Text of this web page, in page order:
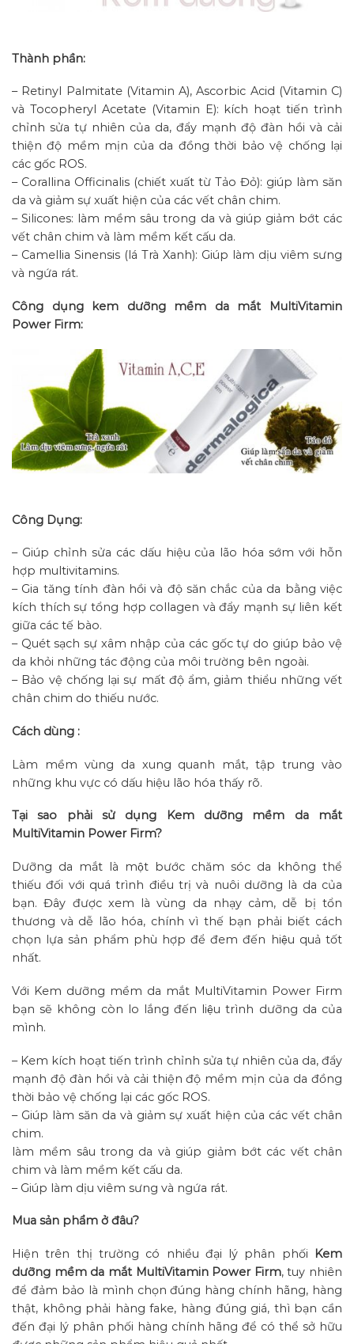
Thành phần:
– Retinyl Palmitate (Vitamin A), Ascorbic Acid (Vitamin C)
và Tocopheryl Acetate (Vitamin E): kích hoạt tiến trình
chỉnh sửa tự nhiên của da, đẩy mạnh độ đàn hồi và cải
thiện độ mềm mịn của da đồng thời bảo vệ chống lại
các gốc ROS.
– Corallina Officinalis (chiết xuất từ Tảo Đỏ): giúp làm săn
da và giảm sự xuất hiện của các vết chân chim.
– Silicones: làm mềm sâu trong da và giúp giảm bớt các
vết chân chim và làm mềm kết cấu da.
– Camellia Sinensis (lá Trà Xanh): Giúp làm dịu viêm sưng
và ngứa rát.
Công dụng kem dưỡng mềm da mắt MultiVitamin
Power Firm:
Công Dụng:
– Giúp chỉnh sửa các dấu hiệu của lão hóa sớm với hỗn
hợp multivitamins.
– Gia tăng tính đàn hồi và độ săn chắc của da bằng việc
kích thích sự tổng hợp collagen và đẩy mạnh sự liên kết
giữa các tế bào.
– Quét sạch sự xâm nhập của các gốc tự do giúp bảo vệ
da khỏi những tác động của môi trường bên ngoài.
– Bảo vệ chống lại sự mất độ ẩm, giảm thiểu những vết
chân chim do thiếu nước.
Cách dùng :
Làm mềm vùng da xung quanh mắt, tập trung vào
những khu vực có dấu hiệu lão hóa thấy rõ.
Tại sao phải sử dụng Kem dưỡng mềm da mắt
MultiVitamin Power Firm?
Dưỡng da mắt là một bước chăm sóc da không thể
thiếu đối với quá trình điều trị và nuôi dưỡng là da của
bạn. Đây được xem là vùng da nhạy cảm, dễ bị tổn
thương và dễ lão hóa, chính vì thế bạn phải biết cách
chọn lựa sản phẩm phù hợp để đem đến hiệu quả tốt
nhất.
Với Kem dưỡng mềm da mắt MultiVitamin Power Firm
bạn sẽ không còn lo lắng đến liệu trình dưỡng da của
mình.
– Kem kích hoạt tiến trình chỉnh sửa tự nhiên của da, đẩy
mạnh độ đàn hồi và cải thiện độ mềm mịn của da đồng
thời bảo vệ chống lại các gốc ROS.
– Giúp làm săn da và giảm sự xuất hiện của các vết chân
chim.
làm mềm sâu trong da và giúp giảm bớt các vết chân
chim và làm mềm kết cấu da.
– Giúp làm dịu viêm sưng và ngứa rát.
Mua sản phẩm ở đâu?
Hiện trên thị trường có nhiều đại lý phân phối
Kem
dưỡng mềm da mắt MultiVitamin Power Firm, tuy nhiên
để đảm bảo là mình chọn đúng hàng chính hãng, hàng
thật, không phải hàng fake, hàng đúng giá, thì bạn cần
đến đại lý phân phối hàng chính hãng để có thể sở hữu